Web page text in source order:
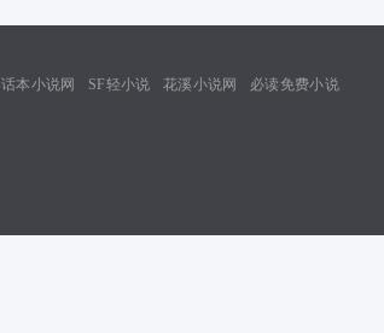
话本小说网 SF轻小说 花溪小说网 必读免费小说